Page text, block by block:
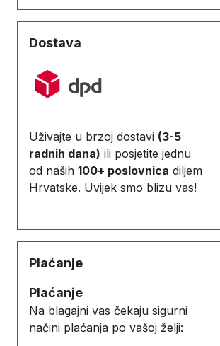
Dostava
Uživajte u brzoj dostavi (3-5
radnih dana) ili posjetite jednu
od naših 100+ poslovnica diljem
Hrvatske. Uvijek smo blizu vas!
Plaćanje
Plaćanje
Na blagajni vas čekaju sigurni
načini plaćanja po vašoj želji: